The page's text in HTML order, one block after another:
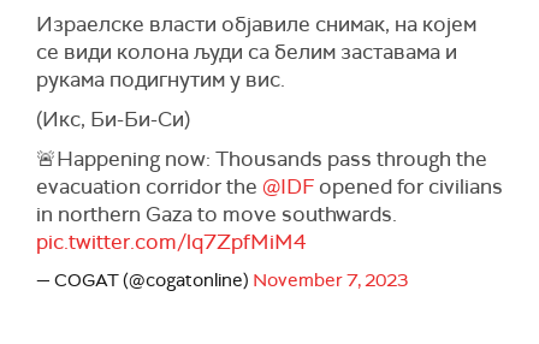
Израелске власти објавиле снимак, на којем
се види колона људи са белим заставама и
рукама подигнутим у вис.
(Икс, Би-Би-Си)
🚨Happening now: Thousands pass through the
evacuation corridor the @IDF opened for civilians
in northern Gaza to move southwards.
pic.twitter.com/lq7ZpfMiM4
— COGAT (@cogatonline) November 7, 2023